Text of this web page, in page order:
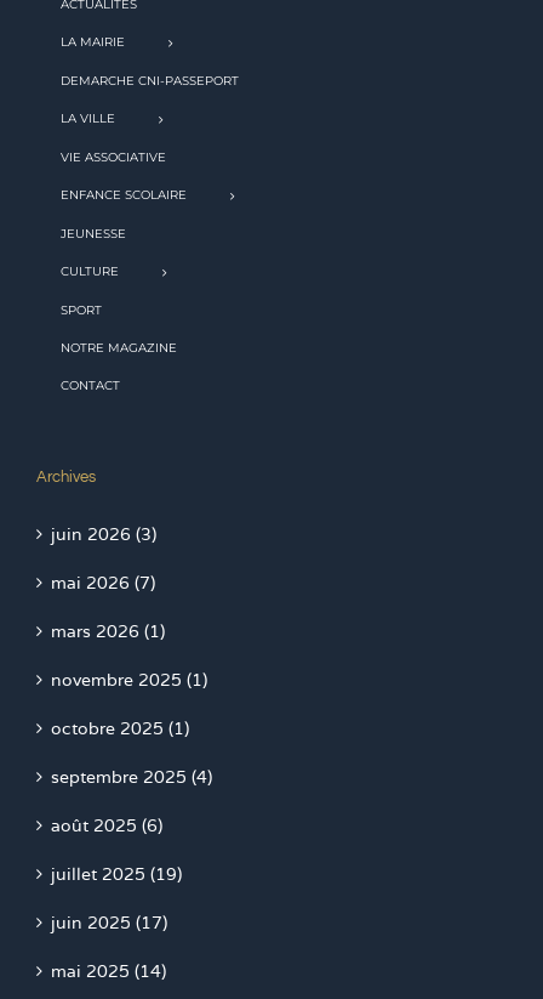
ACTUALITES
LA MAIRIE
DEMARCHE CNI-PASSEPORT
LA VILLE
VIE ASSOCIATIVE
ENFANCE SCOLAIRE
JEUNESSE
CULTURE
SPORT
NOTRE MAGAZINE
CONTACT
Archives
juin 2026 (3)
mai 2026 (7)
mars 2026 (1)
novembre 2025 (1)
octobre 2025 (1)
septembre 2025 (4)
août 2025 (6)
juillet 2025 (19)
juin 2025 (17)
mai 2025 (14)